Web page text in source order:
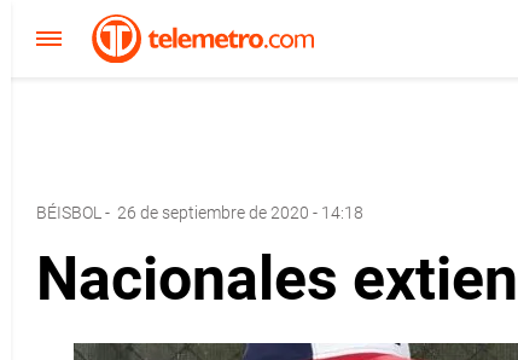
BÉISBOL - 26 de septiembre de 2020 - 14:18
Nacionales